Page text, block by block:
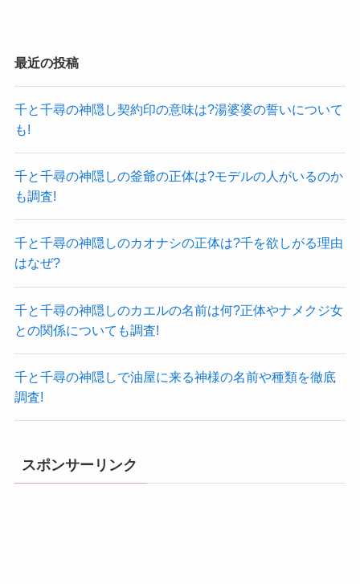
最近の投稿
千と千尋の神隠し契約印の意味は?湯婆婆の誓いについて
も!
千と千尋の神隠しの釜爺の正体は?モデルの人がいるのか
も調査!
千と千尋の神隠しのカオナシの正体は?千を欲しがる理由
はなぜ?
千と千尋の神隠しのカエルの名前は何?正体やナメクジ女
との関係についても調査!
千と千尋の神隠しで油屋に来る神様の名前や種類を徹底
調査!
スポンサーリンク